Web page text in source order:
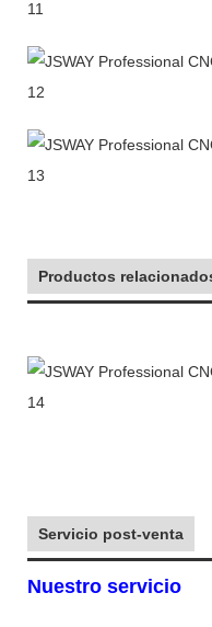
Productos
Servicio post-venta
Nuestro servicio